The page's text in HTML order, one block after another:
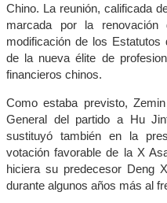
Chino. La reunión, calificada
marcada por la
modificación de los Estatutos
de la nueva élite de
financieros chinos.
Como estaba previsto,
General del partido a Hu
sustituyó también en la
votación favorable de la X
hiciera su predecesor Deng
durante algunos años más al